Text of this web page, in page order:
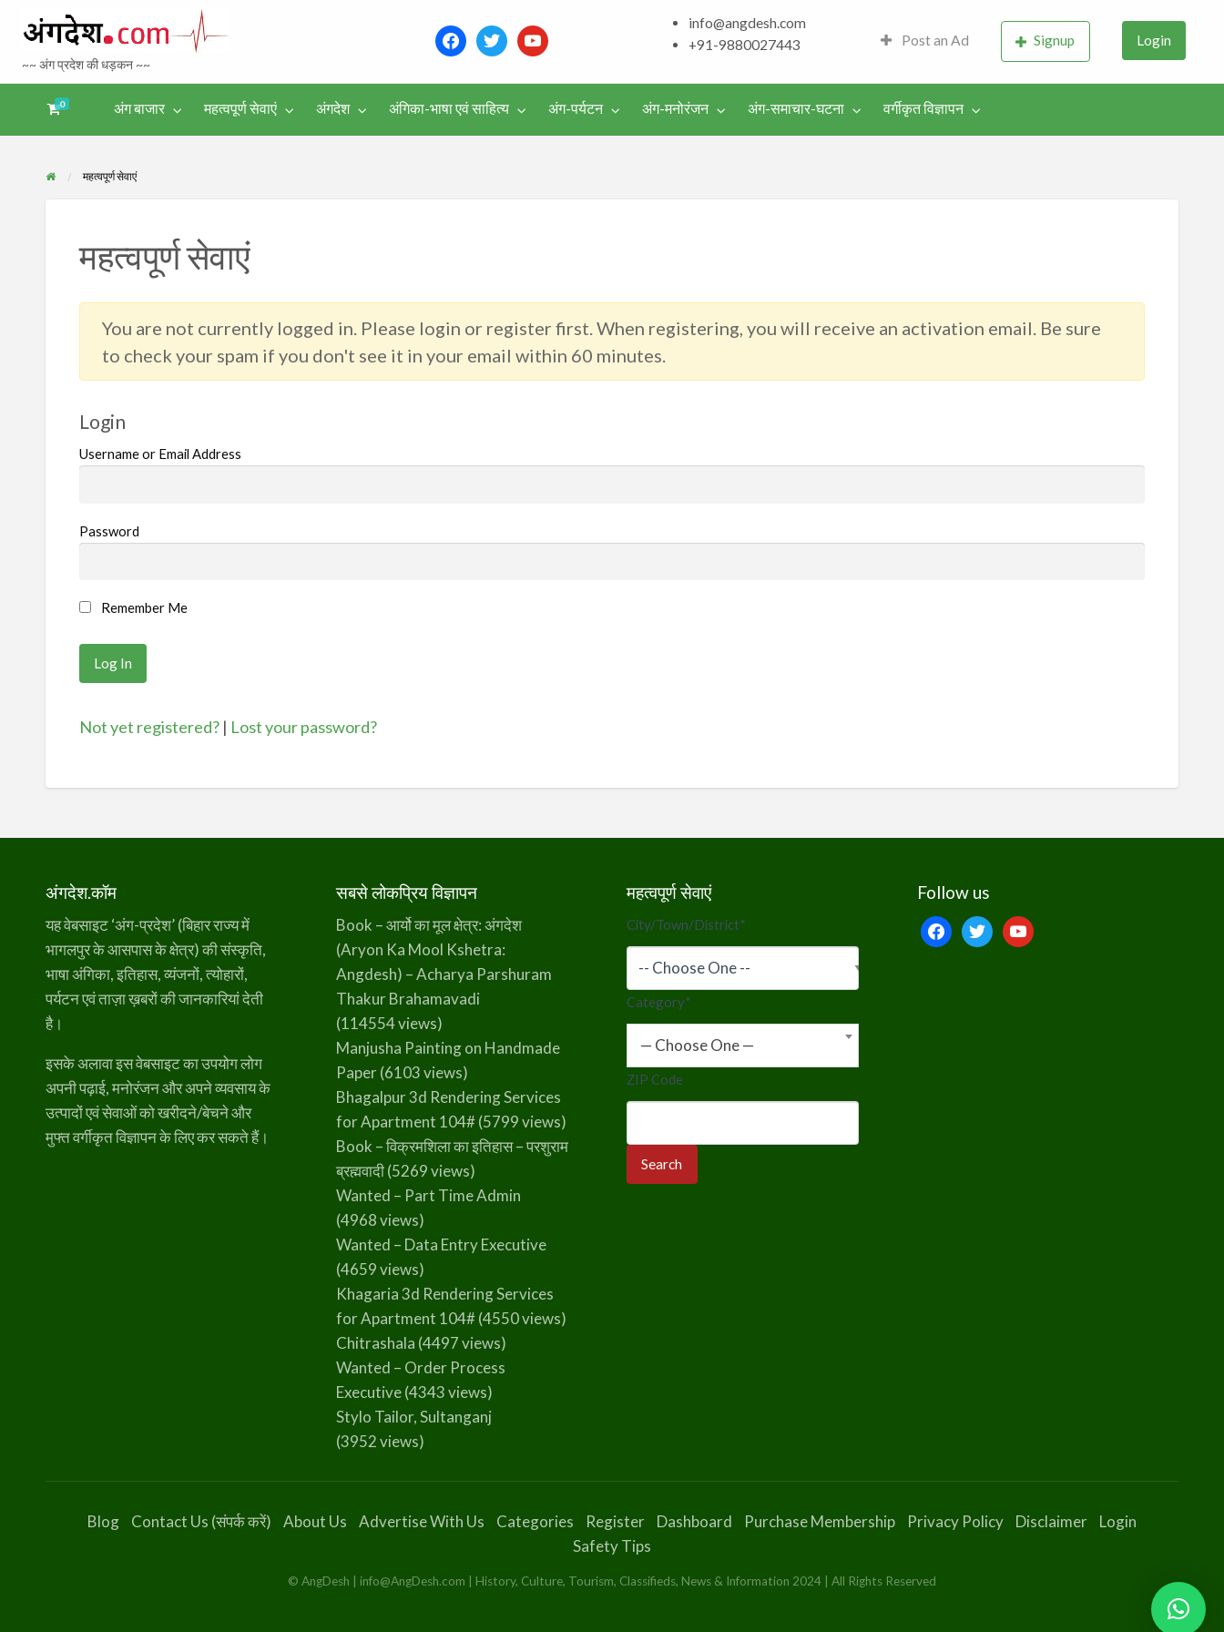
अंगिका-
साहित्य
अंग-
अंग-
अंग-
वर्गीकृत
Bhagalpur and around – History, Culture, Literature &
Tourism
~~ अंग प्रदेश की धड़कन ~~
facebooktwitteryoutube
info@angdesh.com
+91-9880027443
Post an Ad Signup Login
0 अंग बाजार महत्वपूर्ण सेवाएं अंगदेश अंगिका-भाषा एवं साहित्य अंग-पर्यटन अंग-मनोरंजन अंग-समाचार-घटना वर्गीकृत विज्ञापन
महत्वपूर्ण सेवाएं
महत्वपूर्ण सेवाएं
You are not currently logged in. Please login or register first. When registering, you will receive an activation email. Be sure
to check your spam if you don't see it in your email within 60 minutes.
Login
Username or Email Address
Password
Remember Me
Not yet registered?| Lost your password?
अंगदेश.कॉम
यह वेबसाइट ‘अंग-प्रदेश’ (बिहार राज्य में
भागलपुर के आसपास के क्षेत्र) की संस्कृति,
भाषा अंगिका, इतिहास, व्यंजनों, त्योहारों,
पर्यटन एवं ताज़ा ख़बरों की जानकारियां देती
है।
इसके अलावा इस वेबसाइट का उपयोग लोग
अपनी पढ़ाई, मनोरंजन और अपने व्यवसाय के
उत्पादों एवं सेवाओं को खरीदने/बेचने और
मुफ्त वर्गीकृत विज्ञापन के लिए कर सकते हैं।
सबसे लोकप्रिय विज्ञापन
Book – आर्यो का मूल क्षेत्र: अंगदेश
(Aryon Ka Mool Kshetra:
Angdesh) – Acharya Parshuram
Thakur Brahamavadi
(114554 views)
Manjusha Painting on Handmade
Paper(6103 views)
Bhagalpur 3d Rendering Services
for Apartment 104#(5799 views)
Book – विक्रमशिला का इतिहास – परशुराम
ब्रह्मवादी(5269 views)
Wanted – Part Time Admin
(4968 views)
Wanted – Data Entry Executive
(4659 views)
Khagaria 3d Rendering Services
for Apartment 104#(4550 views)
Chitrashala (4497 views)
Wanted – Order Process
Executive(4343 views)
Stylo Tailor, Sultanganj
(3952 views)
महत्वपूर्ण सेवाएं
City/Town/District*
Category*
— Choose One —
ZIP Code
Follow us
facebooktwitteryoutube
Blog Contact Us (संपर्क करें) About Us Advertise With Us Categories Register Dashboard Purchase Membership Privacy Policy Disclaimer
Login
Safety Tips
© AngDesh | info@AngDesh.com | History, Culture, Tourism, Classifieds, News & Information 2024 | All Rights Reserved